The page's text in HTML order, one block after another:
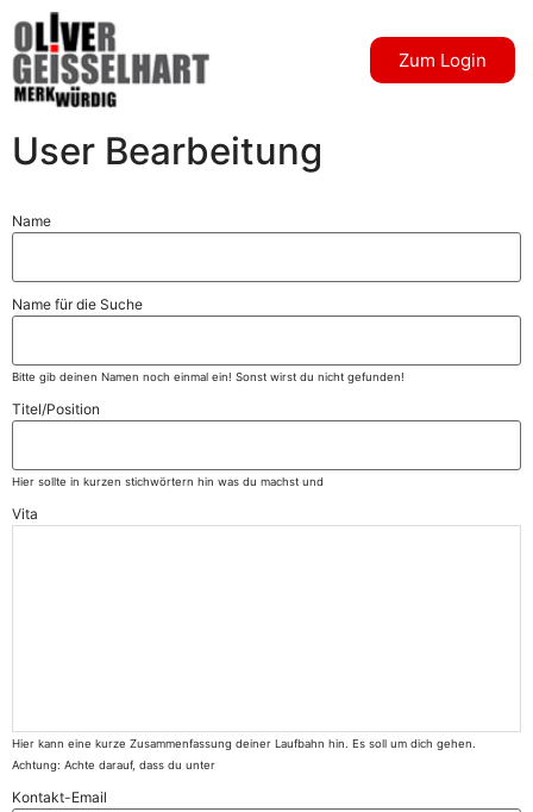
Zum Login
User Bearbeitung
Name
Name für die Suche
Bitte gib deinen Namen noch einmal ein! Sonst wirst du nicht gefunden!
Titel/Position
Hier sollte in kurzen stichwörtern hin was du machst und
Vita
Hier kann eine kurze Zusammenfassung deiner Laufbahn hin. Es soll um dich gehen.
Achtung: Achte darauf, dass du unter
Kontakt-Email